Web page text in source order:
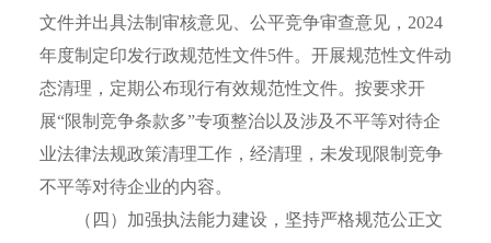
文件并出具法制审核意见、公平竞争审查意见，2024
年度制定印发行政规范性文件5件。开展规范性文件动
态清理，定期公布现行有效规范性文件。按要求开
展“限制竞争条款多”专项整治以及涉及不平等对待企
业法律法规政策清理工作，经清理，未发现限制竞争
不平等对待企业的内容。
（四）加强执法能力建设，坚持严格规范公正文